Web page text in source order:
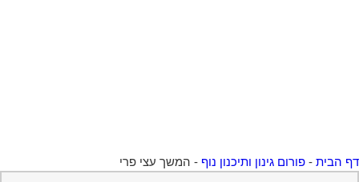
הבית- פורום גינון ותיכנון נוף- המשך עצי פרי